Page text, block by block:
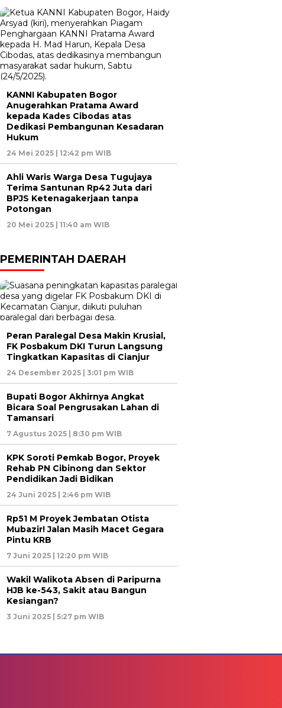
KANNI Kabupaten Bogor
Anugerahkan Pratama Award
kepada Kades Cibodas atas
Dedikasi Pembangunan Kesadaran
Hukum
24 Mei 2025 | 12:42 pm WIB
Ahli Waris Warga Desa Tugujaya
Terima Santunan Rp42 Juta dari
BPJS Ketenagakerjaan tanpa
Potongan
20 Mei 2025 | 11:40 am WIB
PEMERINTAH DAERAH
Peran Paralegal Desa Makin Krusial,
FK Posbakum DKI Turun Langsung
Tingkatkan Kapasitas di Cianjur
24 Desember 2025 | 3:01 pm WIB
Bupati Bogor Akhirnya Angkat
Bicara Soal Pengrusakan Lahan di
Tamansari
7 Agustus 2025 | 8:30 pm WIB
KPK Soroti Pemkab Bogor, Proyek
Rehab PN Cibinong dan Sektor
Pendidikan Jadi Bidikan
24 Juni 2025 | 2:46 pm WIB
Rp51 M Proyek Jembatan Otista
Mubazir! Jalan Masih Macet Gegara
Pintu KRB
7 Juni 2025 | 12:20 pm WIB
Wakil Walikota Absen di Paripurna
HJB ke-543, Sakit atau Bangun
Kesiangan?
3 Juni 2025 | 5:27 pm WIB